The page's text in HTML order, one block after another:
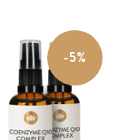
för en behaglig och
-5%